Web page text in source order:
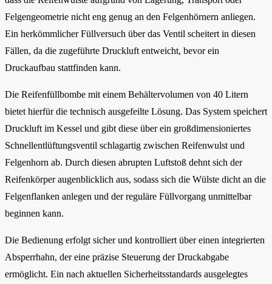
Felgengeometrie nicht eng genug an den Felgenhörnern anliegen.
Ein herkömmlicher Füllversuch über das Ventil scheitert in diesen
Fällen, da die zugeführte Druckluft entweicht, bevor ein
Druckaufbau stattfinden kann.
Die Reifenfüllbombe mit einem Behältervolumen von 40 Litern
bietet hierfür die technisch ausgefeilte Lösung. Das System speichert
Druckluft im Kessel und gibt diese über ein großdimensioniertes
Schnellentlüftungsventil schlagartig zwischen Reifenwulst und
Felgenhorn ab. Durch diesen abrupten Luftstoß dehnt sich der
Reifenkörper augenblicklich aus, sodass sich die Wülste dicht an die
Felgenflanken anlegen und der reguläre Füllvorgang unmittelbar
beginnen kann.
Die Bedienung erfolgt sicher und kontrolliert über einen integrierten
Absperrhahn, der eine präzise Steuerung der Druckabgabe
ermöglicht. Ein nach aktuellen Sicherheitsstandards ausgelegtes